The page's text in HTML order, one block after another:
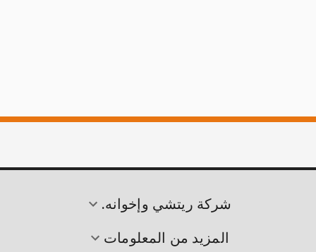
شركة ريتشي وإخوانه.
المزيد من المعلومات